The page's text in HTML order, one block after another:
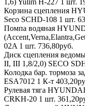
Корзина сцепления
Seco SCHD-108 1 шт.
Помпа водяная
02A 1 шт. 736,80руб.
Диск сцепления
II, III 1,8/2,0) SECO
Колодка бар. тормоза
ESA7012 1 К-т
Рулевая тяга
CRKH-20 1 шт.